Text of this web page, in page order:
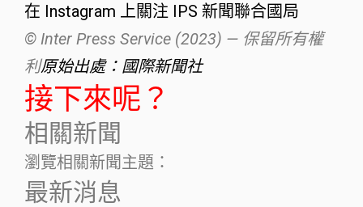
在 Instagram 上關注 IPS 新聞聯合國局
© Inter Press Service (2023) — 保留所有權
利原始出處：國際新聞社
接下來呢？
相關新聞
瀏覽相關新聞主題：
最新消息